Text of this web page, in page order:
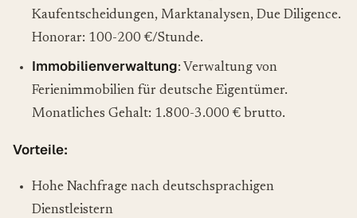
Kaufentscheidungen, Marktanalysen, Due Diligence.
Honorar: 100-200 €/Stunde.
Immobilienverwaltung: Verwaltung von
Ferienimmobilien für deutsche Eigentümer.
Monatliches Gehalt: 1.800-3.000 € brutto.
Vorteile:
Hohe Nachfrage nach deutschsprachigen
Dienstleistern